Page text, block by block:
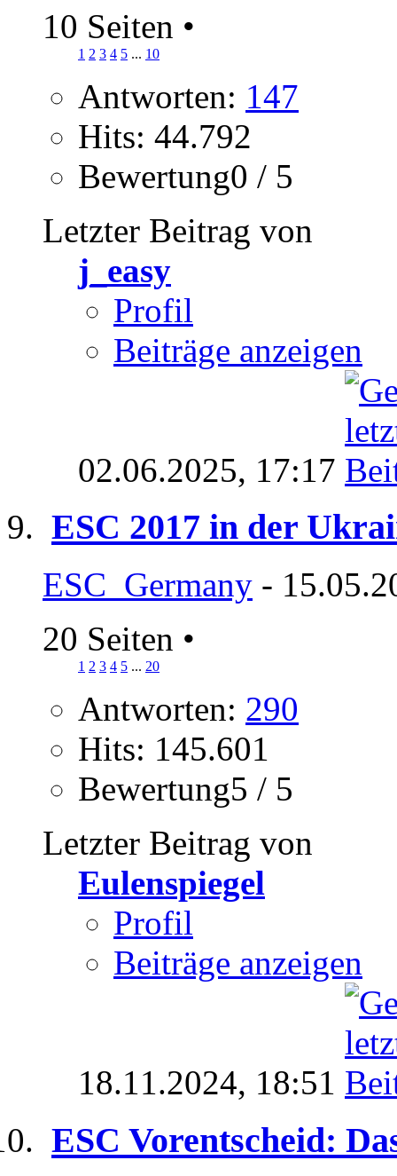
10 Seiten •
1 2 3 4 5 ... 10
Antworten: 147
Hits: 44.792
Bewertung0 / 5
Letzter Beitrag von
j_easy
Profil
Beiträge anzeigen
02.06.2025, 17:17
ESC 2017 in der
ESC_Germany -
20 Seiten •
1 2 3 4 5 ... 20
Antworten: 290
Hits: 145.601
Bewertung5 / 5
Letzter Beitrag von
Eulenspiegel
Profil
Beiträge anzeigen
18.11.2024, 18:51
ESC Vorentscheid: